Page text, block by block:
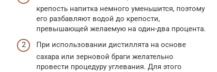
крепость напитка немного уменьшится, поэтому
его разбавляют водой до крепости,
превышающей желаемую на один-два процента.
При использовании дистиллята на основе
сахара или зерновой браги желательно
провести процедуру углевания. Для этого